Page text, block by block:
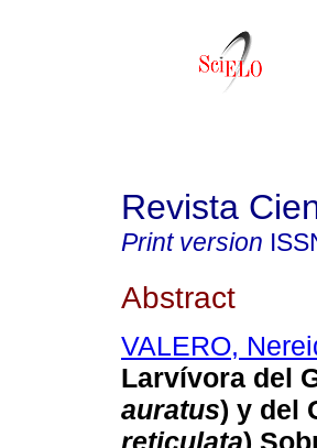
Revista
Print version
Abstract
VALERO,
Larvívora del
auratus) y del
reticulata)